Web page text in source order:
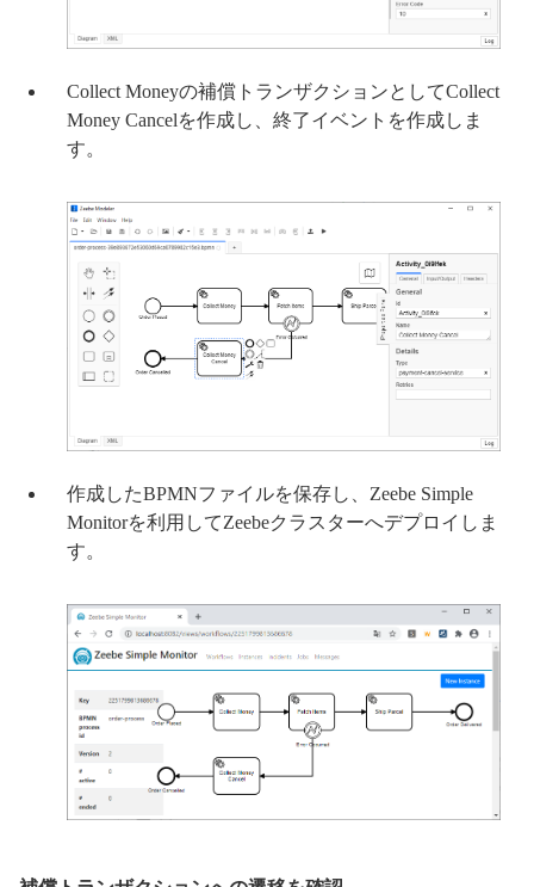
Collect Moneyの補償トランザクションとしてCollect
Money Cancelを作成し、終了イベントを作成しま
す。
作成したBPMNファイルを保存し、Zeebe Simple
Monitorを利用してZeebeクラスターへデプロイしま
す。